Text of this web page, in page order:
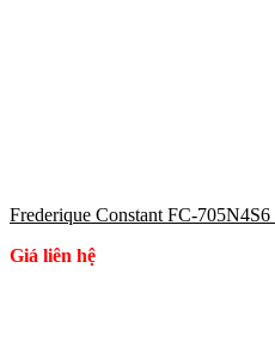
Frederique Constant FC-
Giá liên hệ